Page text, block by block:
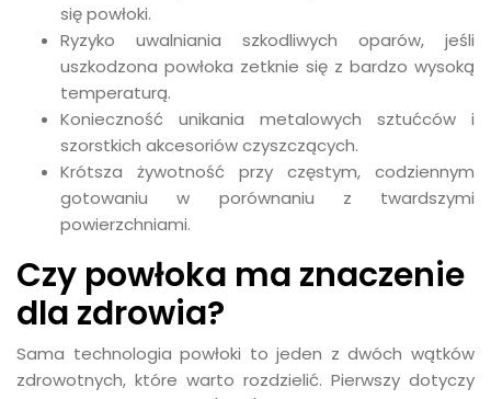
się powłoki.
Ryzyko uwalniania szkodliwych oparów, jeśli
uszkodzona powłoka zetknie się z bardzo wysoką
temperaturą.
Konieczność unikania metalowych sztućców i
szorstkich akcesoriów czyszczących.
Krótsza żywotność przy częstym, codziennym
gotowaniu w porównaniu z twardszymi
powierzchniami.
Czy powłoka ma znaczenie
dla zdrowia?
Sama technologia powłoki to jeden z dwóch wątków
zdrowotnych, które warto rozdzielić. Pierwszy dotyczy